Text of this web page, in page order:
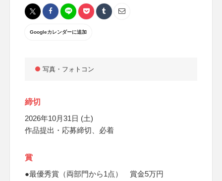
Googleカレンダーに追加
写真・フォトコン
締切
2026年10月31日 (土)
作品提出・応募締切、必着
賞
●最優秀賞（両部門から1点） 賞金5万円